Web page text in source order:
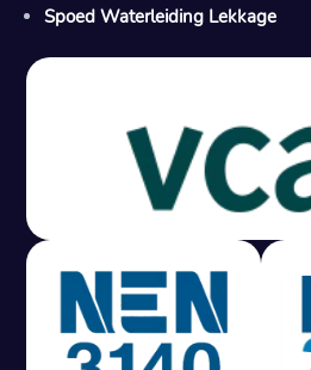
Gratis offerte in 24 uur
Geen lekkage? Geen betaling.
Vast tarief van € 395,- exc btw.
Rapport binnen 3 werkdagen.
Spoed Waterleiding Lekkage